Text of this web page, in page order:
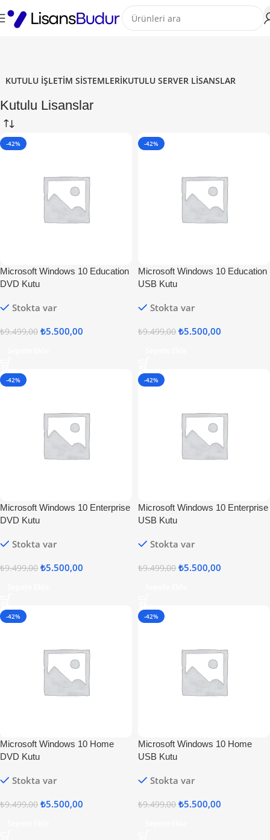
KUTULU İŞLETIM SISTEMLERIKUTULU SERVER LISANSLAR
Kutulu Lisanslar
-42%
Microsoft Windows 10 Education
DVD Kutu
Stokta var
₺9.499,00 ₺5.500,00
-42%
Microsoft Windows 10 Education
USB Kutu
Stokta var
₺9.499,00 ₺5.500,00
-42%
Microsoft Windows 10 Enterprise
DVD Kutu
Stokta var
₺9.499,00 ₺5.500,00
-42%
Microsoft Windows 10 Enterprise
USB Kutu
Stokta var
₺9.499,00 ₺5.500,00
-42%
Microsoft Windows 10 Home
DVD Kutu
Stokta var
₺9.499,00 ₺5.500,00
-42%
Microsoft Windows 10 Home
USB Kutu
Stokta var
₺9.499,00 ₺5.500,00